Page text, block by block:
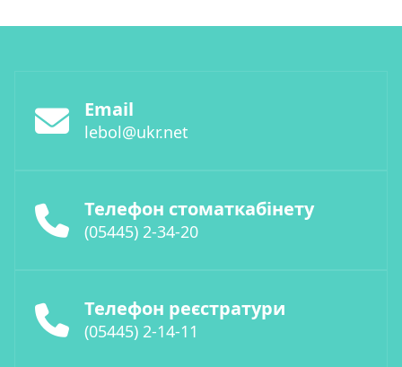
Email
lebol@ukr.net
Телефон стоматкабінету
(05445) 2-34-20
Телефон реєстратури
(05445) 2-14-11